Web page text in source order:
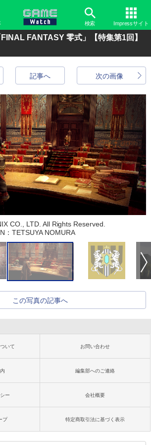
検索 Impressサイト
FANTASY 零式」【特集第1回】
次の画像
記事へ
CO., LTD. All Rights Reserved.
：TETSUYA NOMURA
この写真の記事へ
いて お問い合わせ
編集部へのご連絡
ー 会社概要
プ 特定商取引法に基づく表示